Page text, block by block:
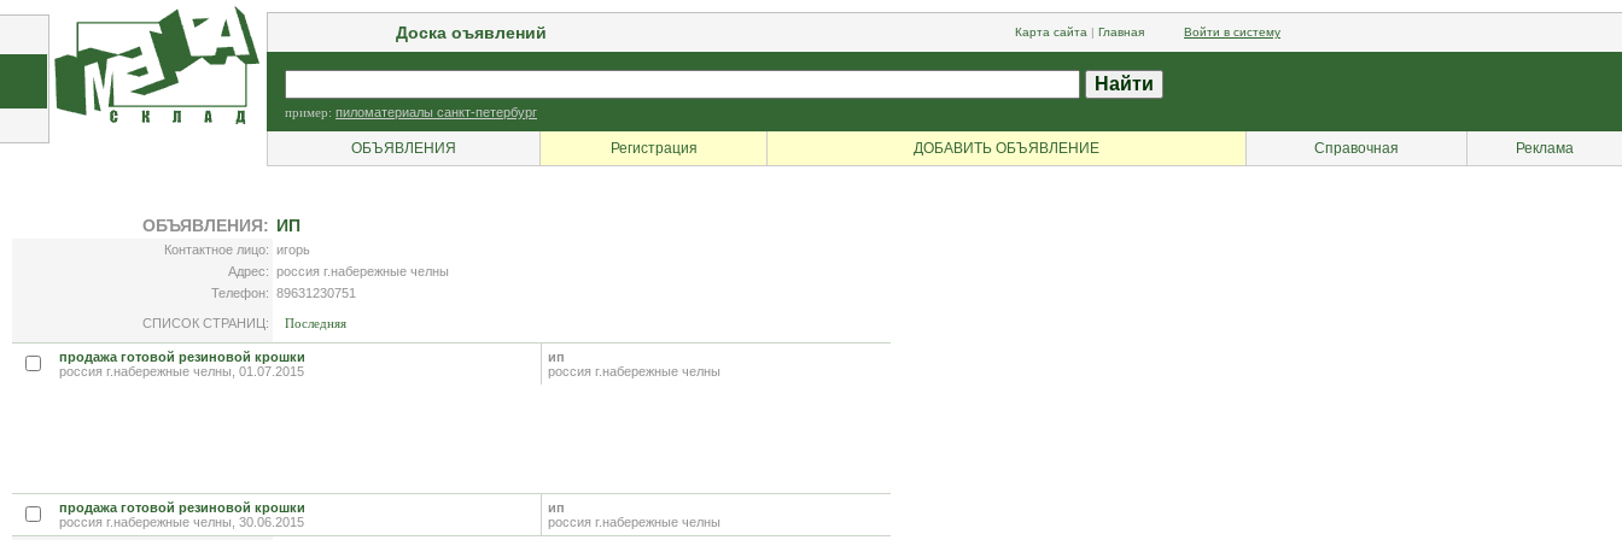
Доска оъявлений Карта сайта | Главная Войти в систему
пример: пиломатериалы санкт-петербург
ОБЪЯВЛЕНИЯ Регистрация ДОБАВИТЬ ОБЪЯВЛЕНИЕ Справочная Реклама
ОБЪЯВЛЕНИЯ: ИП
Контактное лицо: игорь
Адрес: россия г.набережные челны
Телефон: 89631230751
СПИСОК СТРАНИЦ: Последняя
продажа готовой резиновой крошки
россия г.набережные челны, 01.07.2015
ип
россия г.набережные челны
продажа готовой резиновой крошки
россия г.набережные челны, 30.06.2015
ип
россия г.набережные челны